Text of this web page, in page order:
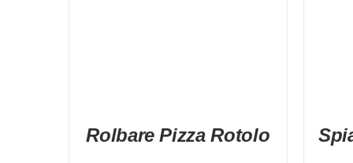
Rolbare Pizza Rotolo